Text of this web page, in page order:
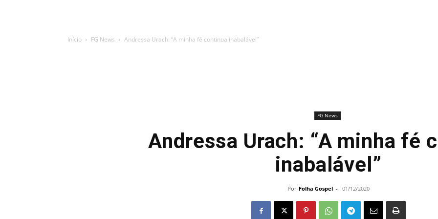
Início FG News Andressa Urach: “A minha fé continua inabalável”
FG News
Andressa Urach: “A minha fé
inabalável”
Por Folha Gospel - 01/12/2020